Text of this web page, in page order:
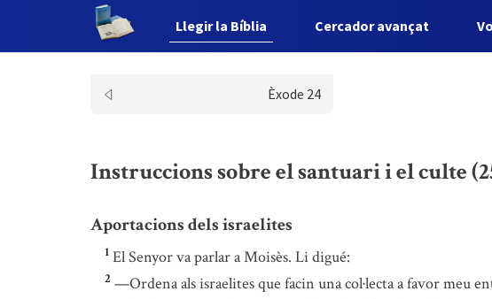
Llegir la Bíblia Cercador avançat
Èxode 24
Instruccions sobre el santuari i el culte
Aportacions dels israelites
1 El Senyor va parlar a Moisès. Li digué:
2 —Ordena als israelites que facin una col·lecta a favor